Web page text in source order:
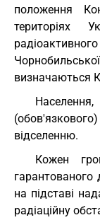
положення
територіях
визначаються
відселенню.
Кожен
гарантованого
на підставі
радіаційну